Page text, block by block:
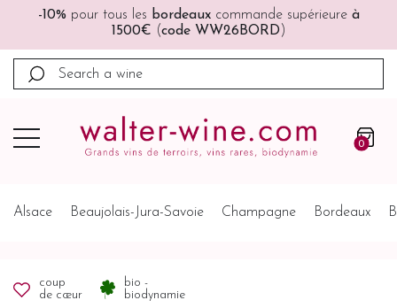
-10%pour tous lesbordeauxcommande supérieureà
1500€( code WW26BORD)
0
Alsace Beaujolais-Jura-Savoie Champagne Bordeaux
coup
de cœur
bio -
biodynamie